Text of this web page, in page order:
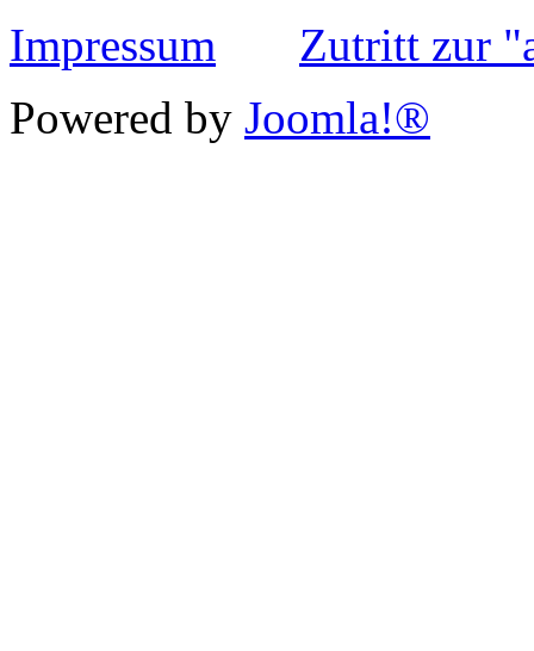
Impressum
Zutritt zur
Powered by Joomla!®